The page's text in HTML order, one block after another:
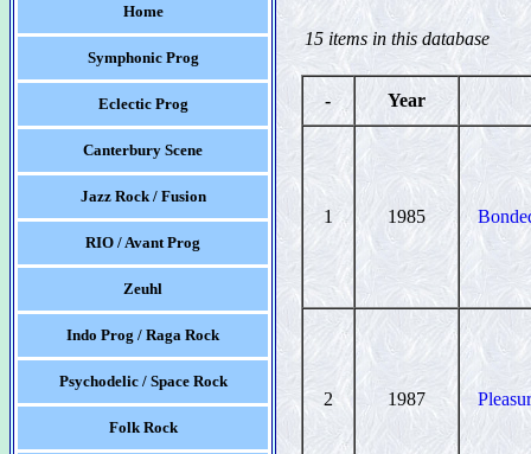
Home
Symphonic Prog
Eclectic Prog
Canterbury Scene
Jazz Rock / Fusion
RIO / Avant Prog
Zeuhl
Indo Prog / Raga Rock
Psychodelic / Space Rock
Folk Rock
15 items in this database
- Year
1 1985
2 1987